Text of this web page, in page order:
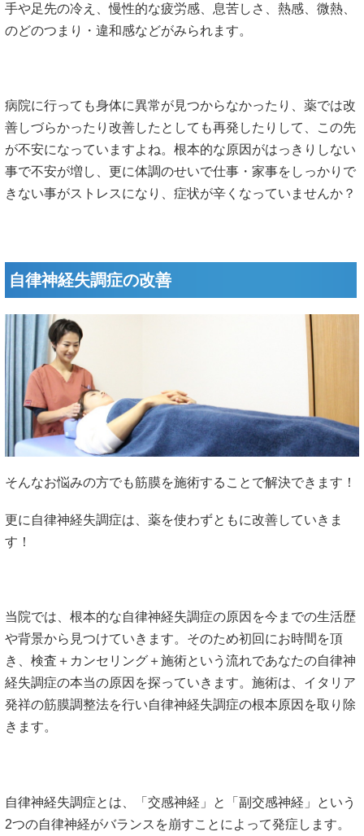
手や足先の冷え、慢性的な疲労感、息苦しさ、熱感、微熱、
のどのつまり・違和感などがみられます。
病院に行っても身体に異常が見つからなかったり、薬では改
善しづらかったり改善したとしても再発したりして、この先
が不安になっていますよね。根本的な原因がはっきりしない
事で不安が増し、更に体調のせいで仕事・家事をしっかりで
きない事がストレスになり、症状が辛くなっていませんか？
自律神経失調症の改善
そんなお悩みの方でも筋膜を施術することで解決できます！
更に自律神経失調症は、薬を使わずともに改善していきま
す！
当院では、根本的な自律神経失調症の原因を今までの生活歴
や背景から見つけていきます。そのため初回にお時間を頂
き、検査＋カンセリング＋施術という流れであなたの自律神
経失調症の本当の原因を探っていきます。施術は、イタリア
発祥の筋膜調整法を行い自律神経失調症の根本原因を取り除
きます。
自律神経失調症とは、「交感神経」と「副交感神経」という
2つの自律神経がバランスを崩すことによって発症します。